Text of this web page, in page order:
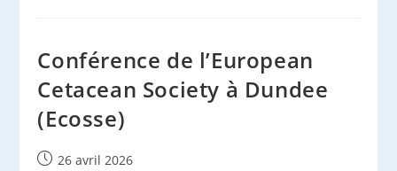
Conférence de l’European
Cetacean Society à Dundee
(Ecosse)
Publication
26 avril 2026